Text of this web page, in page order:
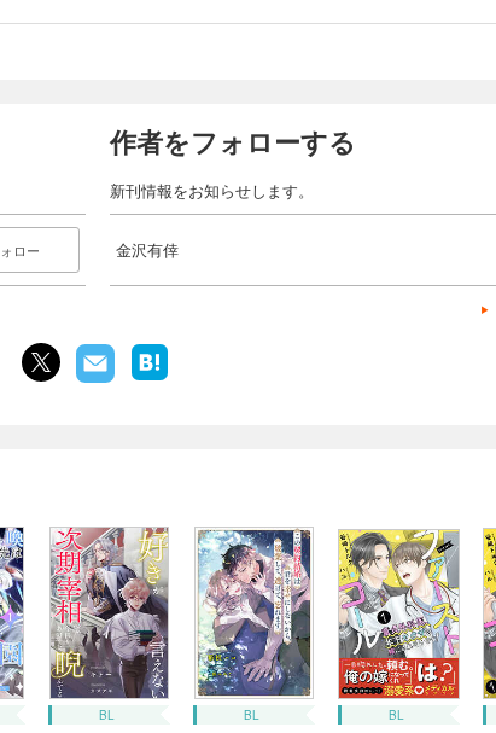
ロー
作者をフォローする
新刊情報をお知らせします。
金沢有倖
BL BL BL